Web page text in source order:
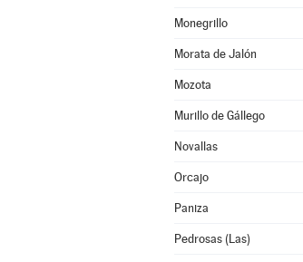
Monegrillo
Morata de Jalón
Mozota
Murillo de Gállego
Novallas
Orcajo
Paniza
Pedrosas (Las)